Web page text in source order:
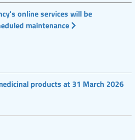
online services will be
maintenance
products at 31 March 2026